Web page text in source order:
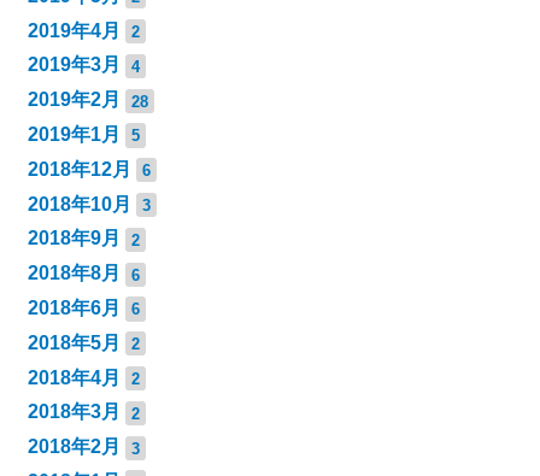
2019年4月 2
2019年3月 4
2019年2月 28
2019年1月 5
2018年12月 6
2018年10月 3
2018年9月 2
2018年8月 6
2018年6月 6
2018年5月 2
2018年4月 2
2018年3月 2
2018年2月 3